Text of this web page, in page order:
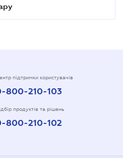
підтримки користувачів
800-210-103
продуктів та рішень
800-210-102